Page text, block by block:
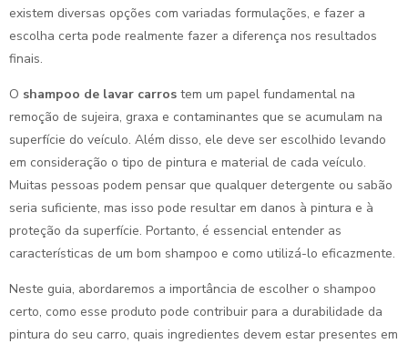
existem diversas opções com variadas formulações, e fazer a
escolha certa pode realmente fazer a diferença nos resultados
finais.
O shampoo de lavar carros tem um papel fundamental na
remoção de sujeira, graxa e contaminantes que se acumulam na
superfície do veículo. Além disso, ele deve ser escolhido levando
em consideração o tipo de pintura e material de cada veículo.
Muitas pessoas podem pensar que qualquer detergente ou sabão
seria suficiente, mas isso pode resultar em danos à pintura e à
proteção da superfície. Portanto, é essencial entender as
características de um bom shampoo e como utilizá-lo eficazmente.
Neste guia, abordaremos a importância de escolher o shampoo
certo, como esse produto pode contribuir para a durabilidade da
pintura do seu carro, quais ingredientes devem estar presentes em